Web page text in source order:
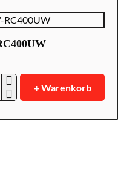
+ Warenkorb